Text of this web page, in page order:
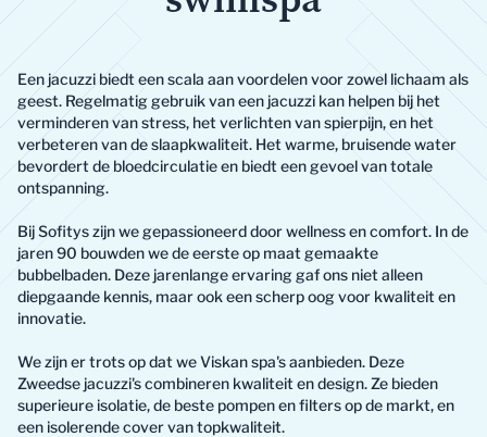
Een jacuzzi biedt een scala aan voordelen voor zowel lichaam als
geest. Regelmatig gebruik van een jacuzzi kan helpen bij het
verminderen van stress, het verlichten van spierpijn, en het
verbeteren van de slaapkwaliteit. Het warme, bruisende water
bevordert de bloedcirculatie en biedt een gevoel van totale
ontspanning.
Bij Sofitys zijn we gepassioneerd door wellness en comfort. In de
jaren 90 bouwden we de eerste op maat gemaakte
bubbelbaden. Deze jarenlange ervaring gaf ons niet alleen
diepgaande kennis, maar ook een scherp oog voor kwaliteit en
innovatie.
We zijn er trots op dat we Viskan spa's aanbieden. Deze
Zweedse jacuzzi's combineren kwaliteit en design. Ze bieden
superieure isolatie, de beste pompen en filters op de markt, en
een isolerende cover van topkwaliteit.